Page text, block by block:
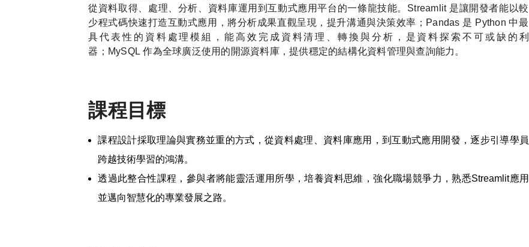
從資料取得、處理、分析、資料庫運用到互動式應用平台的一條龍技能。 Streamlit 是讓開發者能以較
少程式碼快速打造互動式應用，將分析成果直觀呈現，提升溝通與決策效率； Pandas 是 Python中最
具代表性的資料處理模組，能高效完成資料清理、轉換與分析，是資料探索不可或缺的利
器； MySQL作為全球廣泛使用的開源資料庫，提供穩定的結構化資料管理與查詢能力。
課程目標
課程設計採取理論與實務並重的方式，從資料處理、資料庫應用，到互動式應用開發，逐步引導學員
跨越技術學習的鴻溝。
透過此整合性課程，參與者將能靈活運用所學，培養資料思維，強化職場競爭力，熟悉Streamlit應用
並邁向智慧化的專業發展之路。